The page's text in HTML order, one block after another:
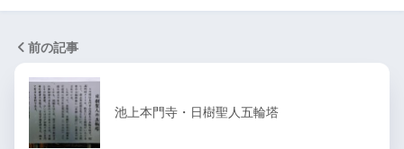
前の記事
池上本門寺・日樹聖人五輪塔